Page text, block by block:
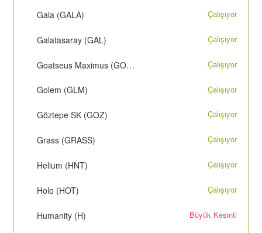
Gala (GALA) Çalışıyor
Galatasaray (GAL) Çalışıyor
Goatseus Maximus (GOAT) Çalışıyor
Golem (GLM) Çalışıyor
Göztepe SK (GOZ) Çalışıyor
Grass (GRASS) Çalışıyor
Helium (HNT) Çalışıyor
Holo (HOT) Çalışıyor
Humanity (H) Büyük Kesinti